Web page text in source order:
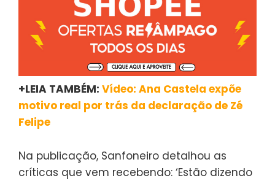
+LEIA TAMBÉM: Vídeo: Ana Castela expõe
motivo real por trás da declaração de Zé
Felipe
Na publicação, Sanfoneiro detalhou as
críticas que vem recebendo: ‘Estão dizendo